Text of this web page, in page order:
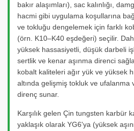
bakır alaşımları), sac kalınlığı,
hacmi gibi uygulama koşullarına
ve tokluğu dengelemek için farklı
(örn. K10–K40 eşdeğeri) seçilir.
yüksek hassasiyetli, düşük darbeli
sertlik ve kenar aşınma direnci
kobalt kaliteleri ağır yük ve yüksek
altında gelişmiş tokluk ve ufalanma
direnç sunar.
Karşılık gelen Çin tungsten karbür
yaklaşık olarak YG6'ya (yüksek